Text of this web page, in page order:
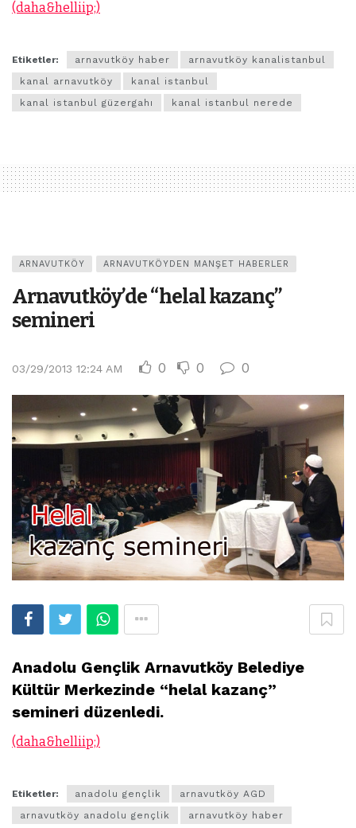
(daha&helliip;)
Etiketler: arnavutköy haber
arnavutköy kanalistanbul
kanal arnavutköy
kanal istanbul
kanal istanbul güzergahı
kanal istanbul nerede
ARNAVUTKÖY ARNAVUTKÖYDEN MANŞET HABERLER
Arnavutköy’de “helal kazanç”
semineri
03/29/2013 12:24 AM 0 0 0
Anadolu Gençlik Arnavutköy Belediye
Kültür Merkezinde “helal kazanç”
semineri düzenledi.
(daha&helliip;)
Etiketler: anadolu gençlik
arnavutköy AGD
arnavutköy anadolu gençlik
arnavutköy haber